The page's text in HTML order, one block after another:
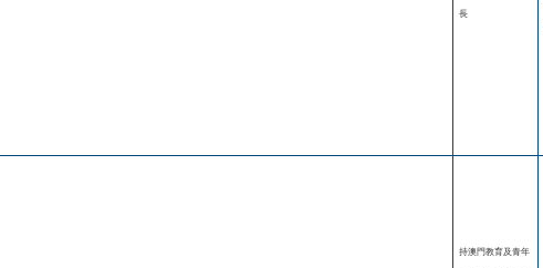
長
持澳門教育及青年